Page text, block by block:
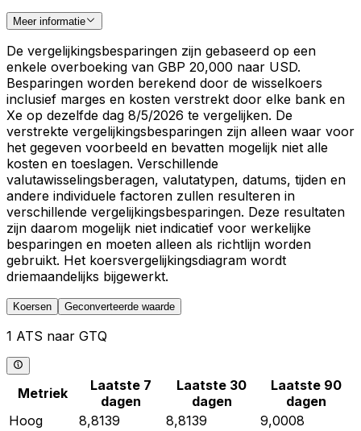
Meer informatie
De vergelijkingsbesparingen zijn gebaseerd op een
enkele overboeking van GBP 20,000 naar USD.
Besparingen worden berekend door de wisselkoers
inclusief marges en kosten verstrekt door elke bank en
Xe op dezelfde dag 8/5/2026 te vergelijken. De
verstrekte vergelijkingsbesparingen zijn alleen waar voor
het gegeven voorbeeld en bevatten mogelijk niet alle
kosten en toeslagen. Verschillende
valutawisselingsberagen, valutatypen, datums, tijden en
andere individuele factoren zullen resulteren in
verschillende vergelijkingsbesparingen. Deze resultaten
zijn daarom mogelijk niet indicatief voor werkelijke
besparingen en moeten alleen als richtlijn worden
gebruikt. Het koersvergelijkingsdiagram wordt
driemaandelijks bijgewerkt.
Koersen Geconverteerde waarde
1 ATS naar GTQ
Metriek
Laatste 7
dagen
Laatste 30
dagen
Laatste 90
dagen
Hoog
8,8139 8,8139
9,0008